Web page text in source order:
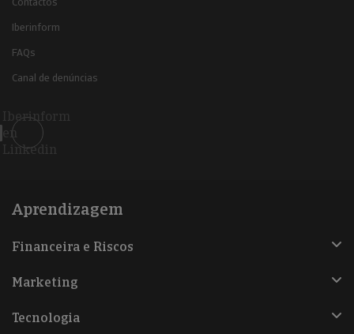
Iberinform
FAQs
Canal de denúncias
Iberinform
en
Linkedin
Aprendizagem
Financeira e Riscos
Marketing
Tecnologia